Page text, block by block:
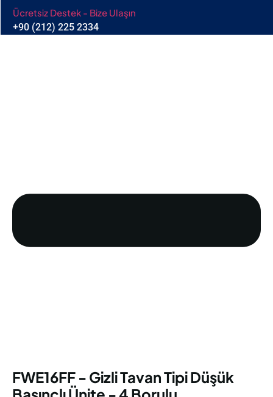
Ücretsiz Destek - Bize Ulaşın
+90 (212) 225 2334
FWE16FF - Gizli Tavan Tipi Düşük